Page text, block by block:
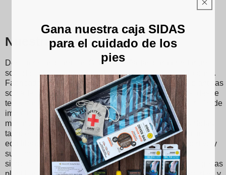
Nuestras plantillas Sidas
Descubre las plantillas Sidas, diseñadas para brindar un
soporte óptimo y una comodidad inigualable en cada paso.
Fabricadas con materiales de alta calidad, nuestras plantillas
son adecuadas para diversos deportes y actividades, desde
tenis hasta esquí y correr. Con su tecnología de absorción de
impactos, reducen el impacto en las articulaciones,
minimizando así el riesgo de lesiones. Las plantillas Sidas
también promueven una mejor postura y una distribución
equilibrada del peso, mejorando su rendimiento deportivo y
su comodidad diaria. Si eres un atleta apasionado o
simplemente buscas un mejor soporte para los pies, elige las
Gana nuestra caja SIDAS
para el cuidado de los
pies